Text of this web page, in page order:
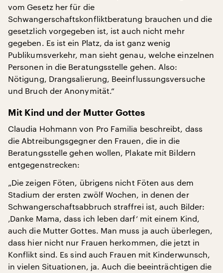
vom Gesetz her für die
Schwangerschaftskonfliktberatung brauchen und die
gesetzlich vorgegeben ist, ist auch nicht mehr
gegeben. Es ist ein Platz, da ist ganz wenig
Publikumsverkehr, man sieht genau, welche einzelnen
Personen in die Beratungsstelle gehen. Also:
Nötigung, Drangsalierung, Beeinflussungsversuche
und Bruch der Anonymität.“
Mit Kind und der Mutter Gottes
Claudia Hohmann von Pro Familia beschreibt, dass
die Abtreibungsgegner den Frauen, die in die
Beratungsstelle gehen wollen, Plakate mit Bildern
entgegenstrecken:
„Die zeigen Föten, übrigens nicht Föten aus dem
Stadium der ersten zwölf Wochen, in denen der
Schwangerschaftsabbruch straffrei ist, auch Bilder:
‚Danke Mama, dass ich leben darf‘ mit einem Kind,
auch die Mutter Gottes. Man muss ja auch überlegen,
dass hier nicht nur Frauen herkommen, die jetzt in
Konflikt sind. Es sind auch Frauen mit Kinderwunsch,
in vielen Situationen, ja. Auch die beeinträchtigen die